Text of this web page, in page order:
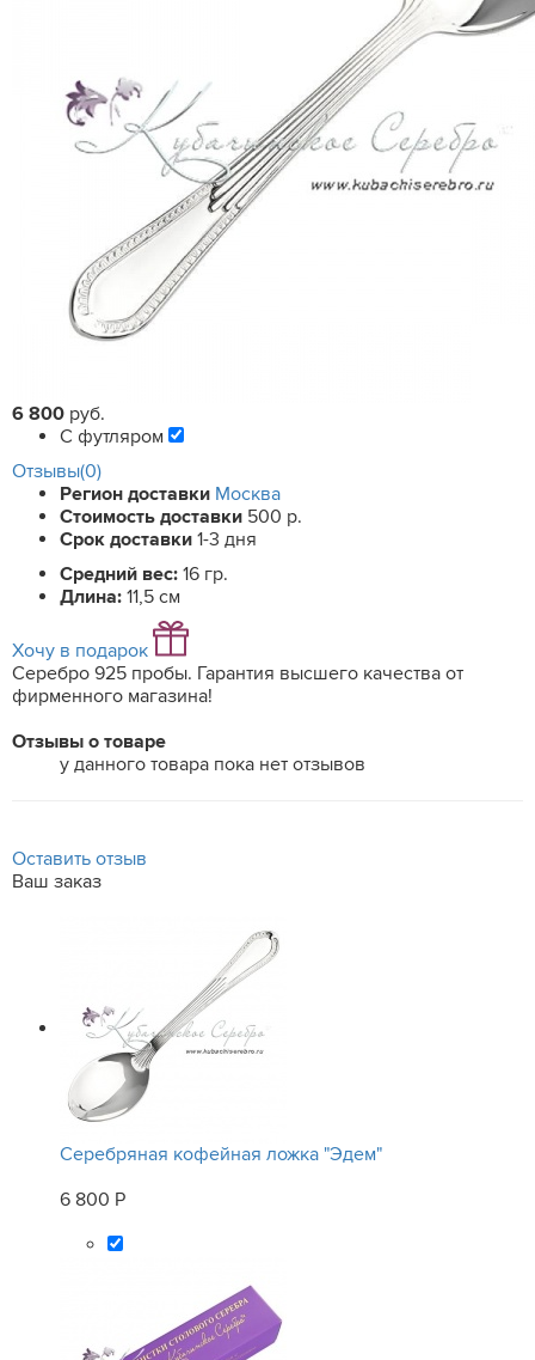
6 800 руб.
С футляром
Отзывы(0)
Регион доставки Москва
Стоимость доставки 500 р.
Срок доставки 1-3 дня
Средний вес: 16 гр.
Длина: 11,5 см
Хочу в подарок
Серебро 925 пробы. Гарантия высшего качества от
фирменного магазина!
Отзывы о товаре
у данного товара пока нет отзывов
Оставить отзыв
Ваш заказ
Серебряная кофейная ложка "Эдем"
6 800 Р